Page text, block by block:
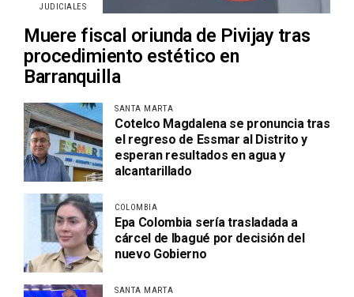
JUDICIALES
Muere fiscal oriunda de Pivijay tras
procedimiento estético en
Barranquilla
SANTA MARTA
Cotelco Magdalena se pronuncia tras
el regreso de Essmar al Distrito y
esperan resultados en agua y
alcantarillado
COLOMBIA
Epa Colombia sería trasladada a
cárcel de Ibagué por decisión del
nuevo Gobierno
SANTA MARTA